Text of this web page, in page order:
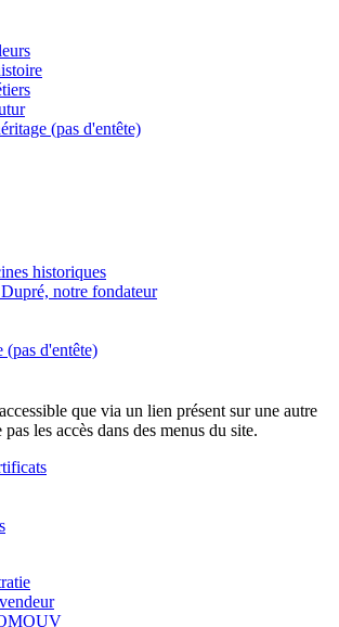
(pas d'entête)
historiques
notre fondateur
(pas d'entête)
que via un lien présent sur une autre
les accès dans des menus du site.